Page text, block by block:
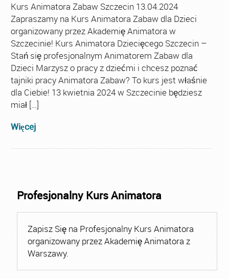
Kurs Animatora Zabaw Szczecin 13.04.2024
Zapraszamy na Kurs Animatora Zabaw dla Dzieci
organizowany przez Akademię Animatora w
Szczecinie! Kurs Animatora Dziecięcego Szczecin –
Stań się profesjonalnym Animatorem Zabaw dla
Dzieci Marzysz o pracy z dziećmi i chcesz poznać
tajniki pracy Animatora Zabaw? To kurs jest właśnie
dla Ciebie! 13 kwietnia 2024 w Szczecinie będziesz
miał […]
Więcej
Profesjonalny Kurs Animatora
Zapisz Się na Profesjonalny Kurs Animatora
organizowany przez Akademię Animatora z
Warszawy.